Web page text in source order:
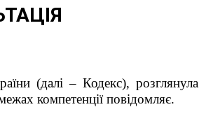
(далі – Кодекс), розглянула
компетенції повідомляє.